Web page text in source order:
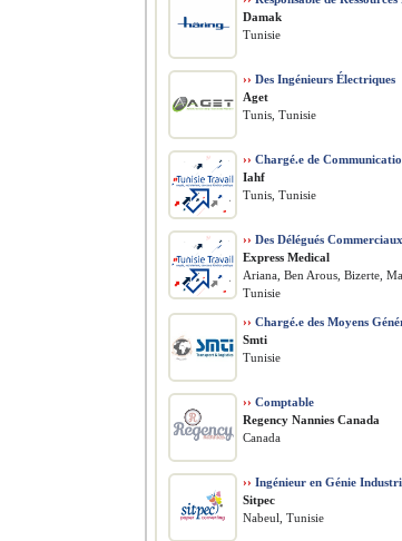
Damak
Tunisie
›› Des Ingénieurs Électriques
Aget
Tunis, Tunisie
›› Chargé.e de
Iahf
Tunis, Tunisie
›› Des Délégués Commerciaux
Express Medical
Ariana, Ben Arous, Bizerte,
Tunisie
›› Chargé.e des Moyens
Smti
Tunisie
›› Comptable
Regency Nannies Canada
Canada
›› Ingénieur en Génie
Sitpec
Nabeul, Tunisie